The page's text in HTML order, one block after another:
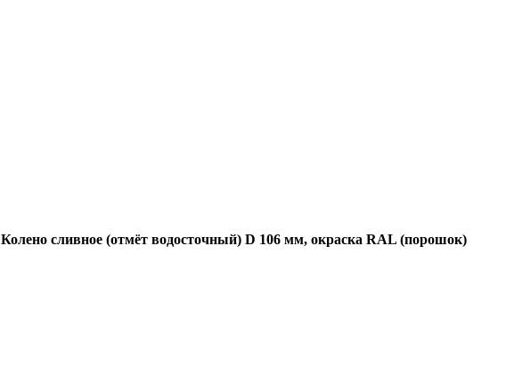
Колено сливное (отмёт водосточный) D 106 мм, окраска RAL (порошок)